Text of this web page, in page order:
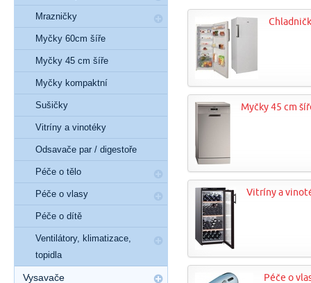
Myčky 45 cm
Vitríny a
Péče o
Mrazničky
Myčky 60cm šíře
Myčky 45 cm šíře
Myčky kompaktní
Sušičky
Vitríny a vinotéky
Odsavače par / digestoře
Péče o tělo
Péče o vlasy
Péče o dítě
Ventilátory, klimatizace,
topidla
Vysavače